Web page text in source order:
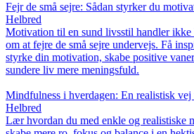
Fejr de små sejre: Sådan styrker du
Helbred
Motivation til en sund livsstil handler ikke
om at fejre de små sejre undervejs. Få
styrke din motivation, skabe positive
sundere liv mere meningsfuld.
Mindfulness i hverdagen: En realistisk
Helbred
Lær hvordan du med enkle og realistiske